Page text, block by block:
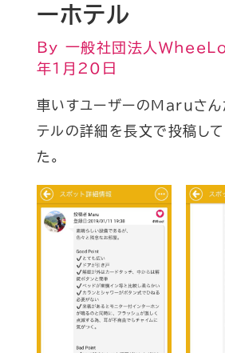
ーホテル
By 一般社団法人
年1月20日
車いすユーザーのMaruさん
テルの詳細を長文で投稿し
た。